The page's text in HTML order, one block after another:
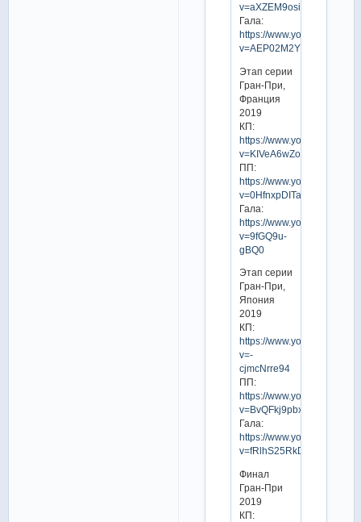
v=aXZEM9osim4
Гала:
https://www.youtube.com/
v=AEP02M2YVZo
Этап серии
Гран-При,
Франция
2019
КП:
https://www.youtube.com/
v=KIVeA6wZoXw
ПП:
https://www.youtube.com/
v=0HfnxpDITag
Гала:
https://www.youtube.com/
v=9fGQ9u-
gBQ0
Этап серии
Гран-При,
Япония
2019
КП:
https://www.youtube.com/
v=-
cjmcNrre94
ПП:
https://www.youtube.com/
v=BvQFkj9pbxs
Гала:
https://www.youtube.com/
v=fRlhS25RkDY
Финал
Гран-При
2019
КП: